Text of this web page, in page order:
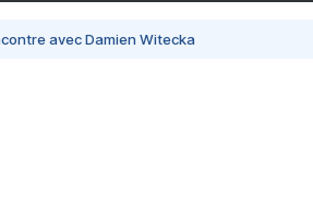
avec Damien Witecka